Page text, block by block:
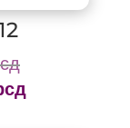
Price
range: